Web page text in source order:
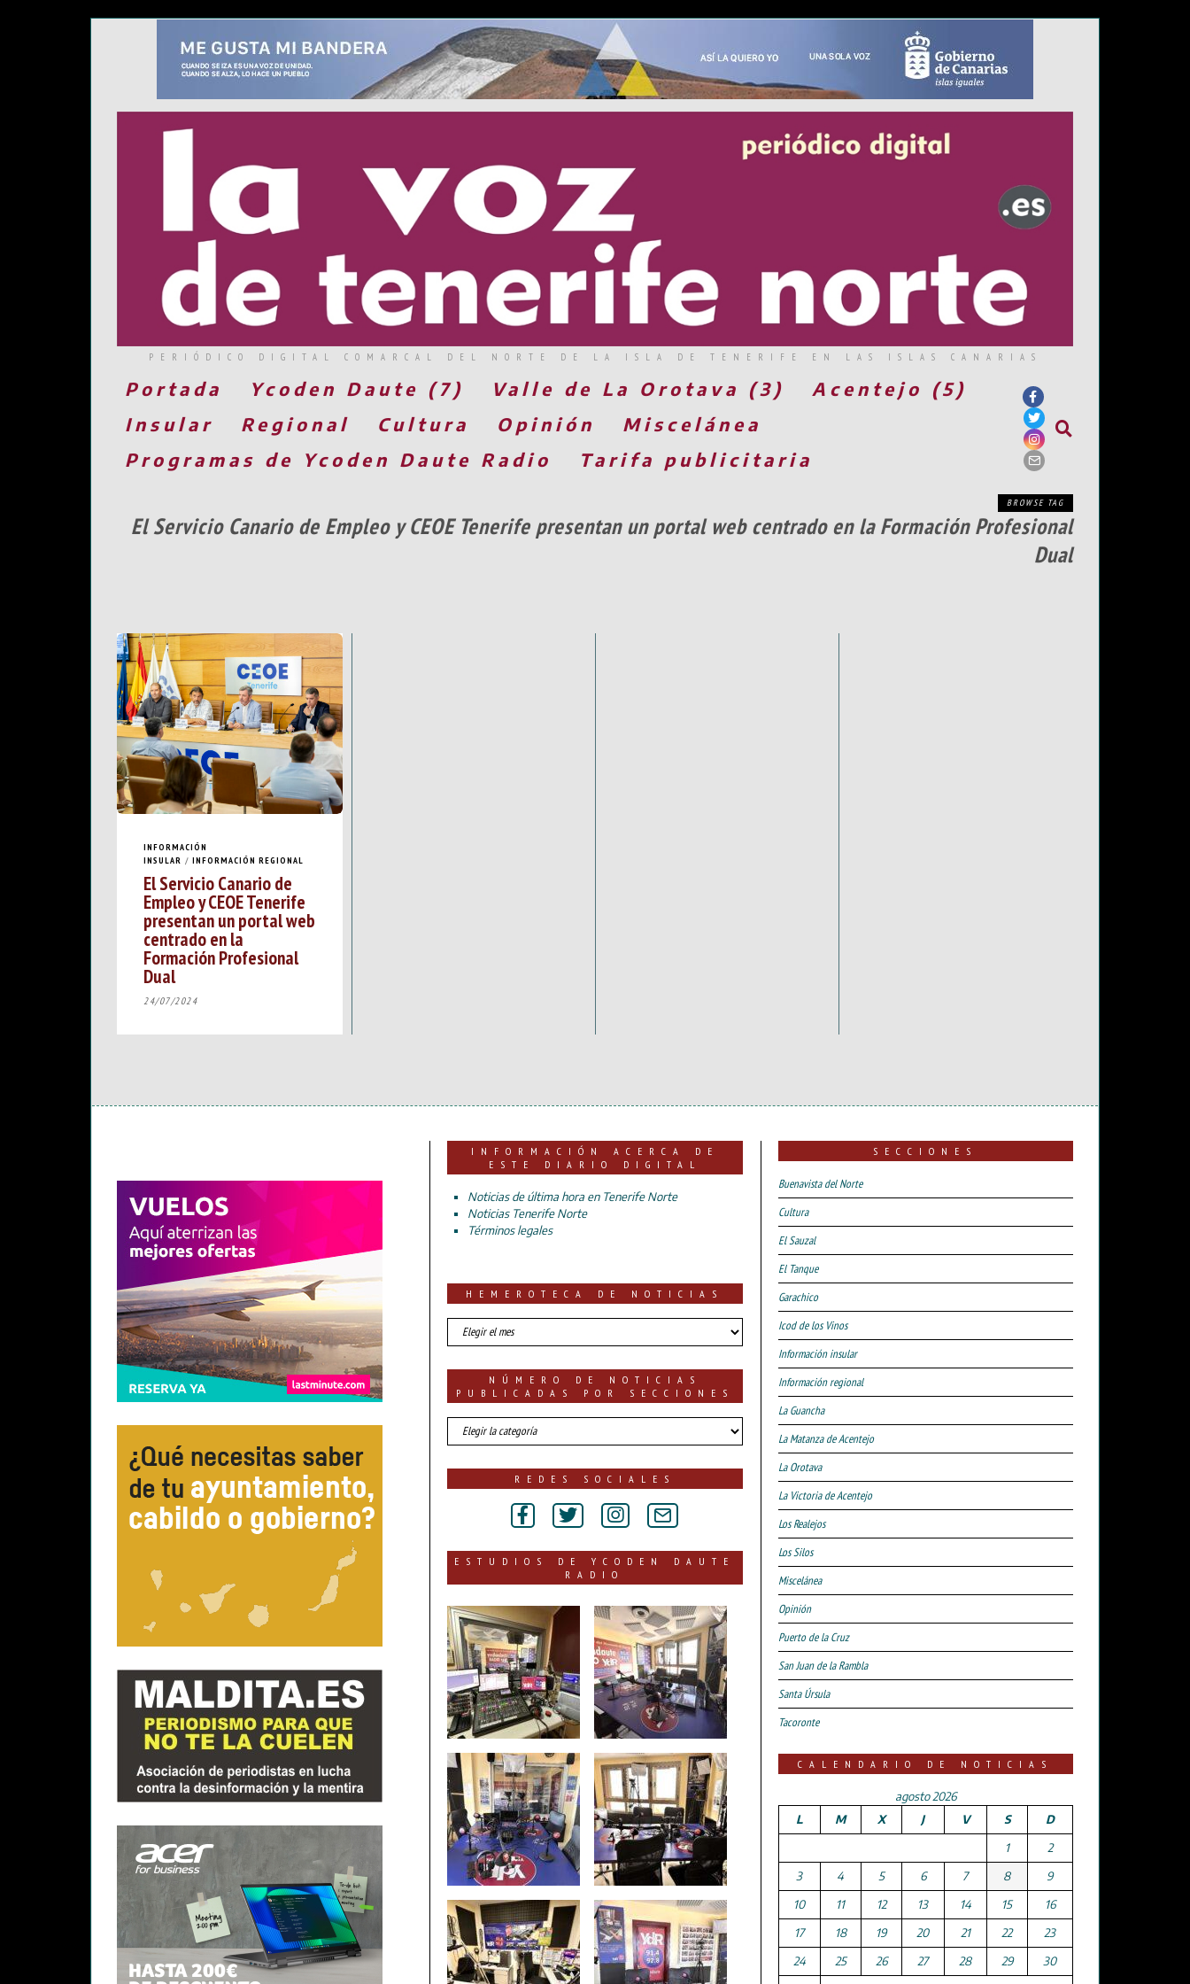
PERIÓDICO DIGITAL COMARCAL DEL NORTE DE LA ISLA DE TENERIFE EN LAS ISLAS CANARIAS
Portada Ycoden Daute (7) Valle de La Orotava (3)
Acentejo (5)
Insular
Regional Cultura Opinión
Miscelánea
Programas de Ycoden Daute Radio
Tarifa publicitaria
BROWSE TAG
El Servicio Canario de Empleo y CEOE Tenerife presentan un portal web centrado en la Formación Profesional
Dual
INFORMACIÓN
INSULAR / INFORMACIÓN REGIONAL
El Servicio Canario de
Empleo y CEOE Tenerife
presentan un portal web
centrado en la
Formación Profesional
Dual
24/07/2024
INFORMACIÓN ACERCA DE
ESTE DIARIO DIGITAL
Noticias de última hora en Tenerife Norte
Noticias Tenerife Norte
Términos legales
HEMEROTECA DE NOTICIAS
HEMEROTECA
DE
NÚMERO DE NOTICIAS
PUBLICADAS POR SECCIONES
número
de
por
REDES SOCIALES
ESTUDIOS DE YCODEN DAUTE
RADIO
SECCIONES
Buenavista del Norte
Cultura
El Sauzal
El Tanque
Garachico
Icod de los Vinos
Información insular
Información regional
La Guancha
La Matanza de Acentejo
La Orotava
La Victoria de Acentejo
Los Realejos
Los Silos
Miscelánea
Opinión
Puerto de la Cruz
San Juan de la Rambla
Santa Úrsula
Tacoronte
CALENDARIO DE NOTICIAS
agosto 2026
L
M X J V S
D
1
2
3
4 5 6 7 8
9
10
11 12 13 14 15
16
17
18 19 20 21 22
23
24
25 26 27 28 29
30